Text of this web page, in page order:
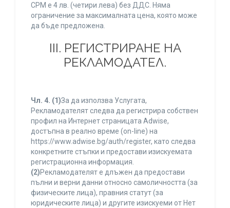
CPM е 4 лв. (четири лева) без ДДС. Няма
ограничение за максималната цена, която може
да бъде предложена.
ІІІ. РЕГИСТРИРАНЕ НА
РЕКЛАМОДАТЕЛ.
Чл. 4. (1)За да използва Услугата,
Рекламодателят следва да регистрира собствен
профил на Интернет страницата Adwise,
достъпна в реално време (on-line) на
https://www.adwise.bg/auth/register, като следва
конкретните стъпки и предостави изискуемата
регистрационна информация.
(2)Рекламодателят е длъжен да предостави
пълни и верни данни относно самоличността (за
физическите лица), правния статут (за
юридическите лица) и другите изискуеми от Нет